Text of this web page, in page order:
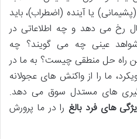
یا آینده (اضطراب)، باید
رخ می دهد و چه اطلاعاتی در
عینی چه می گویند؟ چه
راه حل منطقی چیست؟ به ما در
ما را از واکنش های عجولانه
های مستدل سوق می دهد.
های فرد بالغ را در ما پرورش